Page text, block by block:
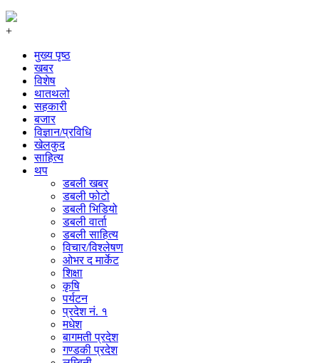
+
मुख्य पृष्ठ
खबर
विशेष
थातथलो
सहकारी
बजार
विज्ञान/प्रविधि
खेलकुद
साहित्य
थप
डबली खबर
डबली फोटो
डबली भिडियो
डबली वार्ता
डबली साहित्य
विचार/विश्‍लेषण
ओभर द मार्केट
शिक्षा
कृषि
पर्यटन
प्रदेश नं. १
मधेश
बागमती प्रदेश
गण्डकी प्रदेश